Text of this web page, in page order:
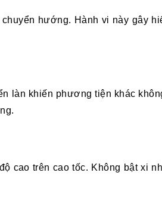
hướng. Hành vi này gây
làn khiến phương tiện khác
cao trên cao tốc. Không bật xi